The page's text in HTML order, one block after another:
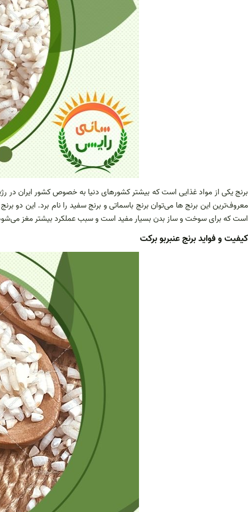
برنج یکی از مواد غذایی است که بیشتر کشورهای دنیا به خصوص کشور ایران در
معروف‌ترین این برنج ها می‌توان برنج باسماتی و برنج سفید را نام برد. این دو برنج
است که برای سوخت و ساز بدن بسیار مفید است و سبب عملکرد بیشتر مغز
کیفیت و فواید برنج عنبربو برکت